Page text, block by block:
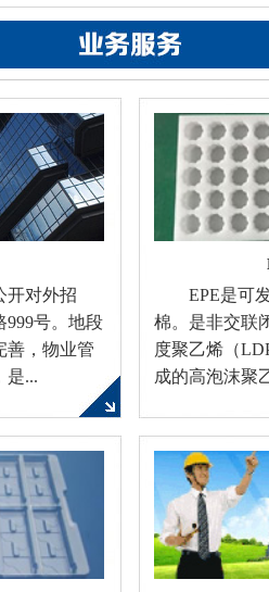
开对外招
999号。地段
善，物业管
是...
EPE是可
棉。是非交联
度聚乙烯（
成的高泡沫聚